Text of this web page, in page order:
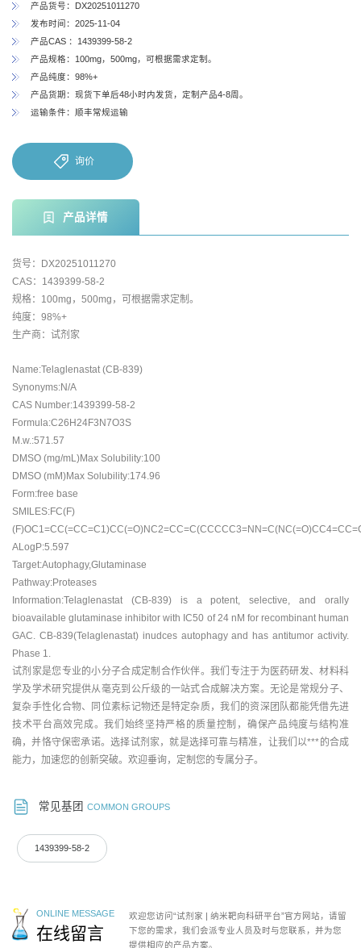
产品货号：DX20251011270
发布时间：2025-11-04
产品CAS ：1439399-58-2
产品规格：100mg，500mg，可根据需求定制。
产品纯度：98%+
产品货期：现货下单后48小时内发货，定制产品4-8周。
运输条件：顺丰常规运输
询价
产品详情
货号：DX20251011270
CAS：1439399-58-2
规格：100mg，500mg，可根据需求定制。
纯度：98%+
生产商：试剂家
Name:Telaglenastat (CB-839)
Synonyms:N/A
CAS Number:1439399-58-2
Formula:C26H24F3N7O3S
M.w.:571.57
DMSO (mg/mL)Max Solubility:100
DMSO (mM)Max Solubility:174.96
Form:free base
SMILES:FC(F)
ALogP:5.597
Target:Autophagy,Glutaminase
Pathway:Proteases
Information:Telaglenastat (CB-839) is a potent, selective, and orally
bioavailable glutaminase inhibitor with IC50 of 24 nM for recombinant human
GAC. CB-839(Telaglenastat) inudces autophagy and has antitumor activity.
Phase 1.
试剂家是您专业的小分子合成定制合作伙伴。我们专注于为医药研发、材料科
学及学术研究提供从毫克到公斤级的一站式合成解决方案。无论是常规分子、
复杂手性化合物、同位素标记物还是特定杂质，我们的资深团队都能凭借先进
技术平台高效完成。我们始终坚持严格的质量控制，确保产品纯度与结构准
确，并恪守保密承诺。选择试剂家，就是选择可靠与精准，让我们以***的合成
能力，加速您的创新突破。欢迎垂询，定制您的专属分子。
常见基团 COMMON GROUPS
1439399-58-2
ONLINE MESSAGE
在线留言
欢迎您访问“试剂家 | 纳米靶向科研平台”官方网站，请留
下您的需求，我们会派专业人员及时与您联系，并为您
提供相应的产品方案。